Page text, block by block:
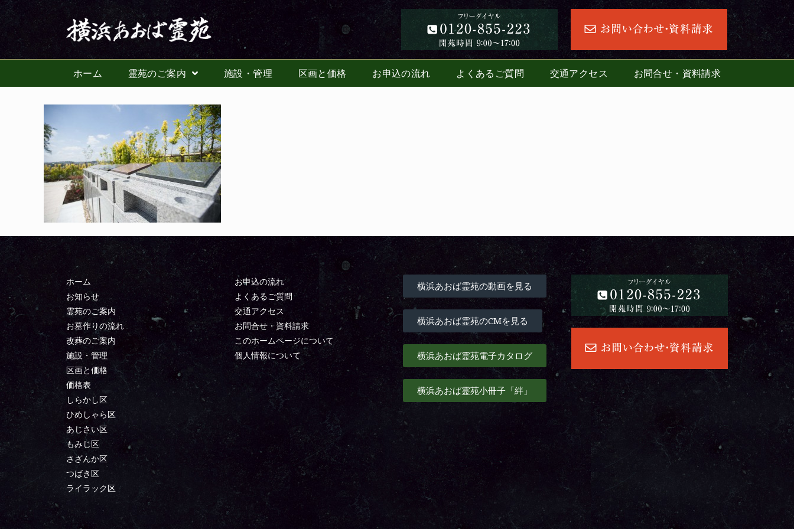
ホーム 霊苑のご案内 施設・管理 区画と価格 お申込の流れ よくあるご質問 交通アクセス お問合せ・資料請求
ホーム
お知らせ
霊苑のご案内
お墓作りの流れ
改葬のご案内
施設・管理
区画と価格
価格表
しらかし区
ひめしゃら区
あじさい区
もみじ区
さざんか区
つばき区
ライラック区
お申込の流れ
よくあるご質問
交通アクセス
お問合せ・資料請求
このホームページについて
個人情報について
横浜あおば霊苑の動画を見る
横浜あおば霊苑のCMを見る
横浜あおば霊苑電子カタログ
横浜あおば霊苑小冊子「絆」